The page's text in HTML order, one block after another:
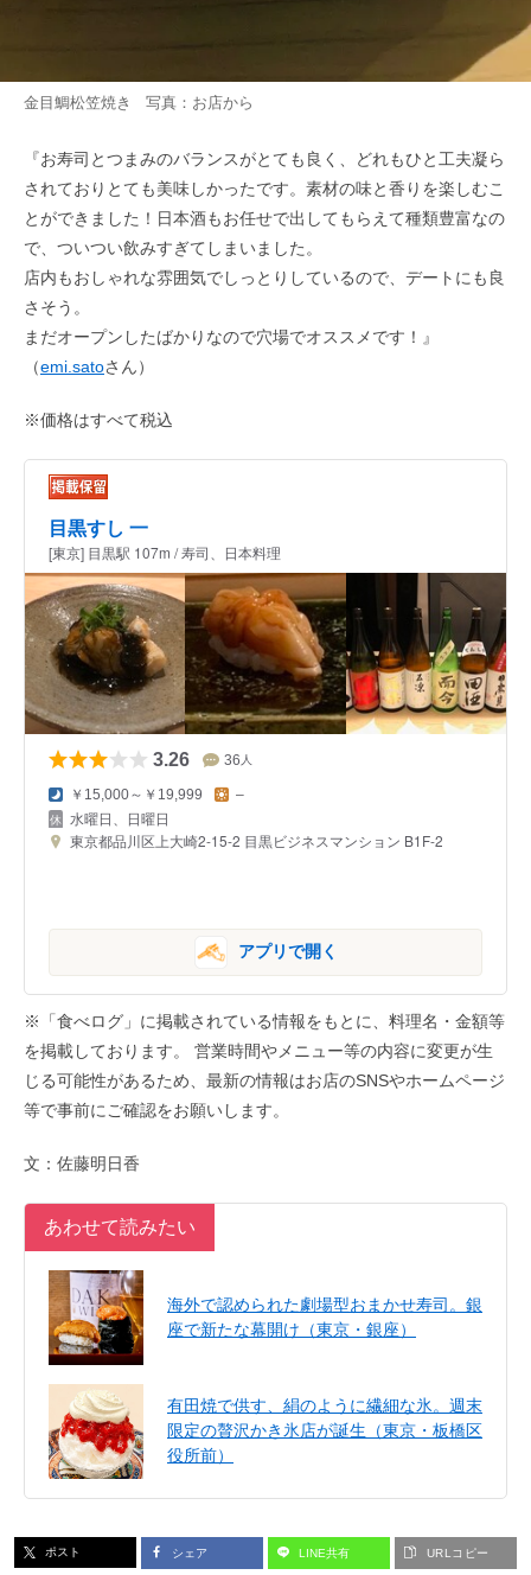
金目鯛松笠焼き 写真：お店から
『お寿司とつまみのバランスがとても良く、どれもひと工夫凝ら
されておりとても美味しかったです。素材の味と香りを楽しむこ
とができました！日本酒もお任せで出してもらえて種類豊富なの
で、ついつい飲みすぎてしまいました。
店内もおしゃれな雰囲気でしっとりしているので、デートにも良
さそう。
まだオープンしたばかりなので穴場でオススメです！』
（emi.satoさん）
※価格はすべて税込
目黒すし 一
[東京] 目黒駅 107m / 寿司、日本料理
3.26 36 人
￥15,000～￥19,999 –
水曜日、日曜日
東京都品川区上大崎2-15-2 目黒ビジネスマンション B1F-2
アプリで開く
※「食べログ」に掲載されている情報をもとに、料理名・金額等
を掲載しております。 営業時間やメニュー等の内容に変更が生
じる可能性があるため、最新の情報はお店のSNSやホームページ
等で事前にご確認をお願いします。
文：佐藤明日香
あわせて読みたい
海外で認められた劇場型おまかせ寿司。銀
座で新たな幕開け（東京・銀座）
有田焼で供す、絹のように繊細な氷。週末
限定の贅沢かき氷店が誕生（東京・板橋区
役所前）
ポスト シェア LINE共有 URLコピー